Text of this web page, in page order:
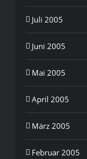
Juli 2005
Juni 2005
Mai 2005
April 2005
März 2005
Februar 2005